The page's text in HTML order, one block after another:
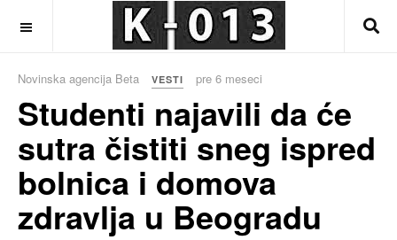
Novinska agencija Beta VESTI pre 6 meseci
Studenti najavili da će
sutra čistiti sneg ispred
bolnica i domova
zdravlja u Beogradu